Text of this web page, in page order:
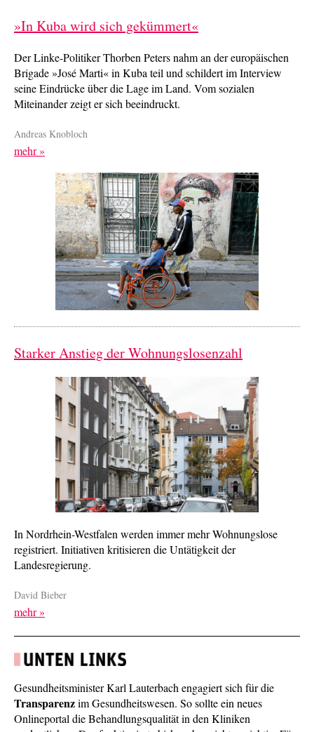
»In Kuba wird sich gekümmert«
Der Linke-Politiker Thorben Peters nahm an der europäischen
Brigade »José Marti« in Kuba teil und schildert im Interview
seine Eindrücke über die Lage im Land. Vom sozialen
Miteinander zeigt er sich beeindruckt.
Andreas Knobloch
mehr »
Starker Anstieg der Wohnungslosenzahl
In Nordrhein-Westfalen werden immer mehr Wohnungslose
registriert. Initia­tiven kritisieren die Untätigkeit der
Landesregierung.
David Bieber
mehr »
Gesundheitsminister Karl Lauterbach engagiert sich für die
Transparenzim Gesundheitswesen. So sollte ein neues
Onlineportal die Behandlungsqualität in den Kliniken